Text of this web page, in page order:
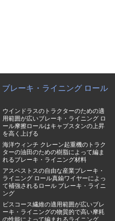
ブレーキ・ライニング ロール
ウインドラスのトラクターのための適
用範囲が広いブレーキ・ライニング ロ
ール摩擦ロールはキャプスタンの上昇
を高く上げる
海洋ウィンチ クレーン起重機のトラク
ターの油田のための樹脂によって編ま
れるブレーキ・ライニング材料
アスベストスの自由な産業ブレーキ・
ライニング ロール真鍮ワイヤーによっ
て補強されるロール ブレーキ・ライニ
ング
ビスコース繊維の適用範囲が広いブレ
ーキ・ライニングの物質的で高い摩耗
の性能によって編まれるライニング